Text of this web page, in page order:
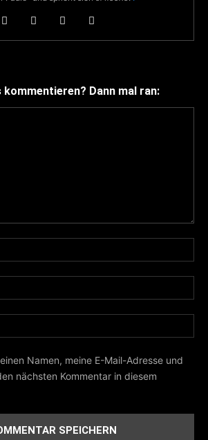
Dann mal ran:
Namen, meine E-Mail-Adresse und
nächsten Kommentar in diesem